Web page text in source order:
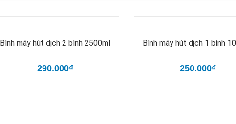
Bình máy hút dịch 2 bình 2500ml
290.000₫
Bình máy hút dịch 1 bình
250.000₫